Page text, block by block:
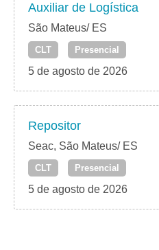
Auxiliar de Logística
São Mateus/ ES
CLT Presencial
5 de agosto de 2026
Repositor
Seac, São Mateus/ ES
CLT Presencial
5 de agosto de 2026